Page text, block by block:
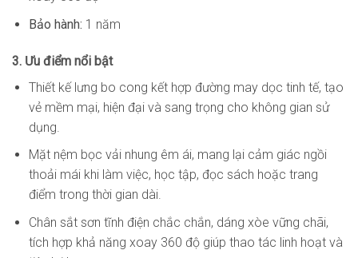
Bảo hành: 1 năm
3. Ưu điểm nổi bật
Thiết kế lưng bo cong kết hợp đường may dọc tinh tế, tạo
vẻ mềm mại, hiện đại và sang trọng cho không gian sử
dụng.
Mặt nệm bọc vải nhung êm ái, mang lại cảm giác ngồi
thoải mái khi làm việc, học tập, đọc sách hoặc trang
điểm trong thời gian dài.
Chân sắt sơn tĩnh điện chắc chắn, dáng xòe vững chãi,
tích hợp khả năng xoay 360 độ giúp thao tác linh hoạt và